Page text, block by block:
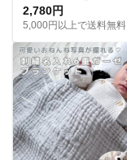
2,780円
5,000円以上で送料無料